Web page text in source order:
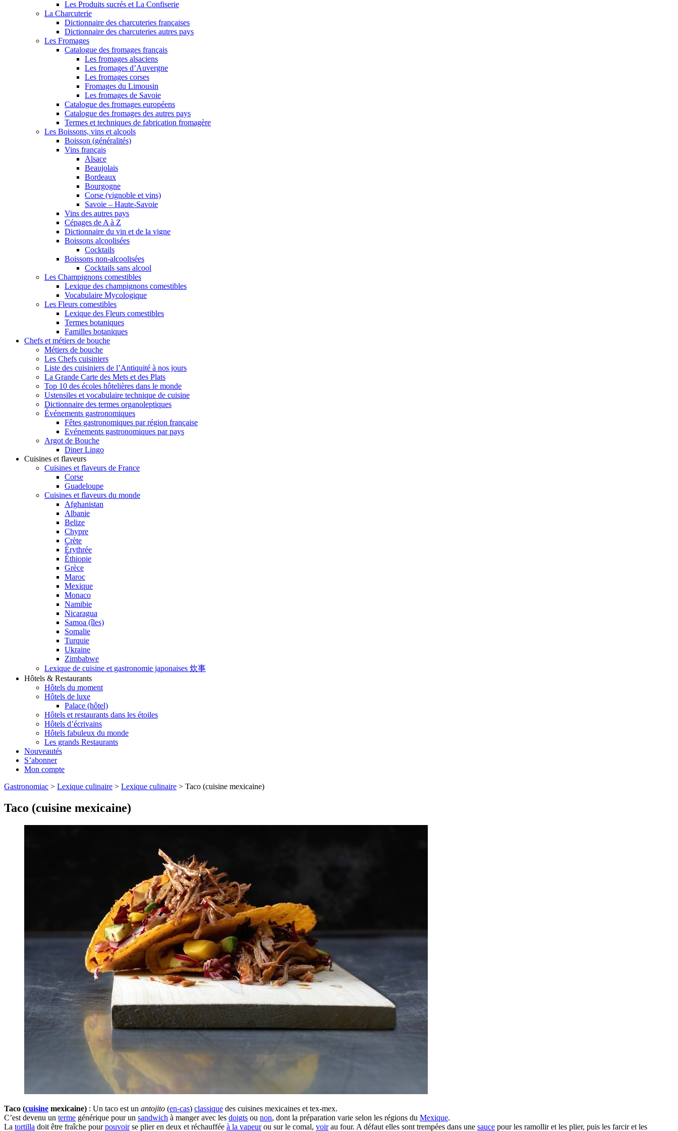
Les Produits sucrés et La Confiserie
La Charcuterie
Dictionnaire des charcuteries françaises
Dictionnaire des charcuteries autres pays
Les Fromages
Catalogue des fromages français
Les fromages alsaciens
Les fromages d’Auvergne
Les fromages corses
Fromages du Limousin
Les fromages de Savoie
Catalogue des fromages européens
Catalogue des fromages des autres pays
Termes et techniques de fabrication fromagère
Les Boissons, vins et alcools
Boisson (généralités)
Vins français
Alsace
Beaujolais
Bordeaux
Bourgogne
Corse (vignoble et vins)
Savoie – Haute-Savoie
Vins des autres pays
Cépages de A à Z
Dictionnaire du vin et de la vigne
Boissons alcoolisées
Cocktails
Boissons non-alcoolisées
Cocktails sans alcool
Les Champignons comestibles
Lexique des champignons comestibles
Vocabulaire Mycologique
Les Fleurs comestibles
Lexique des Fleurs comestibles
Termes botaniques
Familles botaniques
Chefs et métiers de bouche
Métiers de bouche
Les Chefs cuisiniers
Liste des cuisiniers de l’Antiquité à nos jours
La Grande Carte des Mets et des Plats
Top 10 des écoles hôtelières dans le monde
Ustensiles et vocabulaire technique de cuisine
Dictionnaire des termes organoleptiques
Événements gastronomiques
Fêtes gastronomiques par région française
Evénements gastronomiques par pays
Argot de Bouche
Diner Lingo
Cuisines et flaveurs
Cuisines et flaveurs de France
Corse
Guadeloupe
Cuisines et flaveurs du monde
Afghanistan
Albanie
Belize
Chypre
Crète
Érythrée
Éthiopie
Grèce
Maroc
Mexique
Monaco
Namibie
Nicaragua
Samoa (îles)
Somalie
Turquie
Ukraine
Zimbabwe
Lexique de cuisine et gastronomie japonaises 炊事
Hôtels & Restaurants
Hôtels du moment
Hôtels de luxe
Palace (hôtel)
Hôtels et restaurants dans les étoiles
Hôtels d’écrivains
Hôtels fabuleux du monde
Les grands Restaurants
Nouveautés
S’abonner
Mon compte
Gastronomiac > Lexique culinaire > Lexique culinaire > Taco (cuisine mexicaine)
Taco (cuisine mexicaine)
Taco (cuisine mexicaine) : Un taco est un antojito (en-cas) classique des cuisines mexicaines et tex-mex.
C’est devenu un terme générique pour un sandwich à manger avec les doigts ou non, dont la préparation varie selon les régions du Mexique.
La tortilla doit être fraîche pourpouvoirse plier en deux et réchauffée à la vapeurou sur le comal, voirau four. A défaut elles sont trempées dans une sauce pour les ramollir et les plier, puis les farcir et les